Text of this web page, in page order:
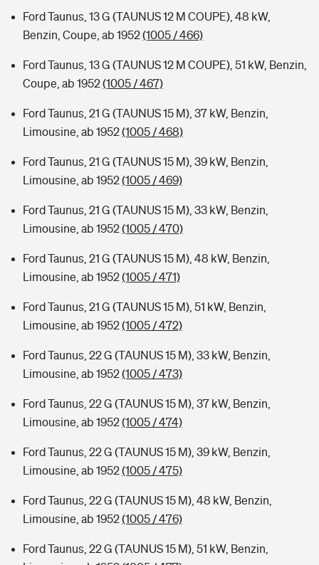
Ford Taunus, 13 G (TAUNUS 12 M COUPE), 48 kW,
Benzin, Coupe, ab 1952(1005 / 466)
Ford Taunus, 13 G (TAUNUS 12 M COUPE), 51 kW, Benzin,
Coupe, ab 1952(1005 / 467)
Ford Taunus, 21 G (TAUNUS 15 M), 37 kW, Benzin,
Limousine, ab 1952(1005 / 468)
Ford Taunus, 21 G (TAUNUS 15 M), 39 kW, Benzin,
Limousine, ab 1952(1005 / 469)
Ford Taunus, 21 G (TAUNUS 15 M), 33 kW, Benzin,
Limousine, ab 1952(1005 / 470)
Ford Taunus, 21 G (TAUNUS 15 M), 48 kW, Benzin,
Limousine, ab 1952(1005 / 471)
Ford Taunus, 21 G (TAUNUS 15 M), 51 kW, Benzin,
Limousine, ab 1952(1005 / 472)
Ford Taunus, 22 G (TAUNUS 15 M), 33 kW, Benzin,
Limousine, ab 1952(1005 / 473)
Ford Taunus, 22 G (TAUNUS 15 M), 37 kW, Benzin,
Limousine, ab 1952(1005 / 474)
Ford Taunus, 22 G (TAUNUS 15 M), 39 kW, Benzin,
Limousine, ab 1952(1005 / 475)
Ford Taunus, 22 G (TAUNUS 15 M), 48 kW, Benzin,
Limousine, ab 1952(1005 / 476)
Ford Taunus, 22 G (TAUNUS 15 M), 51 kW, Benzin,